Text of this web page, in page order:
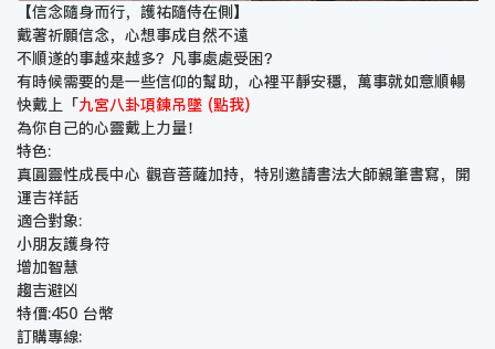
【信念隨身而行，護祐隨侍在側】
戴著祈願信念，心想事成自然不遠
不順遂的事越來越多？凡事處處受困？
有時候需要的是一些信仰的幫助，心裡平靜安穩，萬事就如意順暢
快戴上「九宮八卦項鍊吊墜 (點我)
為你自己的心靈戴上力量！
特色:
真圓靈性成長中心 觀音菩薩加持，特別邀請書法大師親筆書寫，開
運吉祥話
適合對象:
小朋友護身符
增加智慧
趨吉避凶
特價:450 台幣
訂購專線: